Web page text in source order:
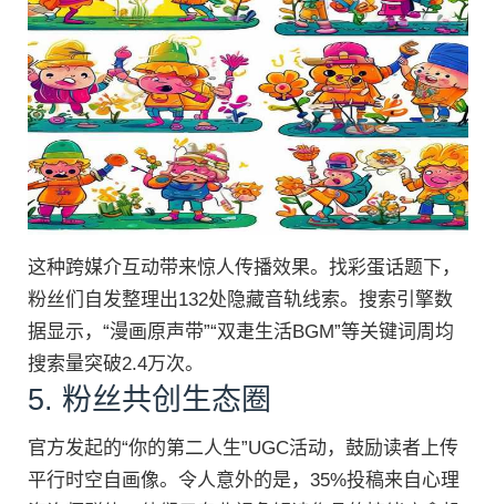
这种跨媒介互动带来惊人传播效果。找彩蛋话题下，
粉丝们自发整理出132处隐藏音轨线索。搜索引擎数
据显示，“漫画原声带”“双疌生活BGM”等关键词周均
搜索量突破2.4万次。
5. 粉丝共创生态圈
官方发起的“你的第二人生”UGC活动，鼓励读者上传
平行时空自画像。令人意外的是，35%投稿来自心理